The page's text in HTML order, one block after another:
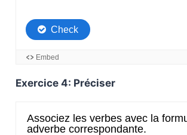
Exercice 4: Préciser